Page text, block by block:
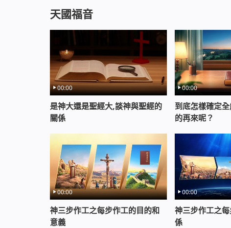
天國福音
00:00
是神大還是聖經大,談神與聖經的
關係
00:00
到底怎樣確定
的再來呢？
00:00
神三步作工之每步作工的目的和
意義
00:00
神三步作工之
係